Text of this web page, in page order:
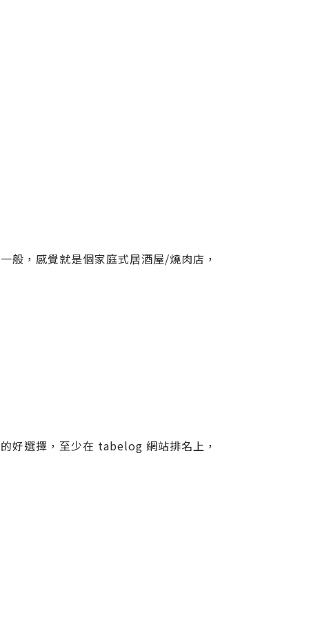
般，感覺就是個家庭式居酒屋/燒肉店，
好選擇，至少在 tabelog 網站排名上，